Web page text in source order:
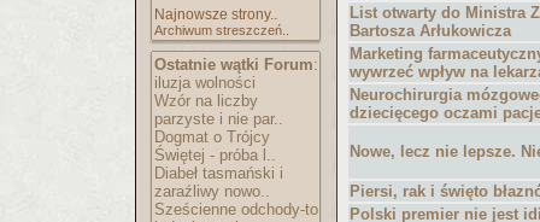
Najnowsze strony..
Archiwum streszczeń..
Ostatnie wątki Forum:
iluzja wolności
Wzór na liczby
parzyste i nie par..
Dogmat o Trójcy
Świętej - próba l..
Diabeł tasmański i
zaraźliwy nowo..
Sześcienne odchody-to
List otwarty do Ministra
Bartosza Arłukowicza
Marketing
wywrzeć wpływ na
Neurochirurgia
dziecięcego oczami
Nowe, lecz nie lepsze.
Piersi, rak i święto
Polski premier nie jest